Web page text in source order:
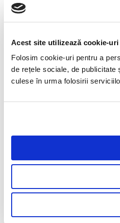
Acest site utilizează cookie-uri
Folosim cookie-uri pentru a
de rețele sociale, de
culese în urma folosirii